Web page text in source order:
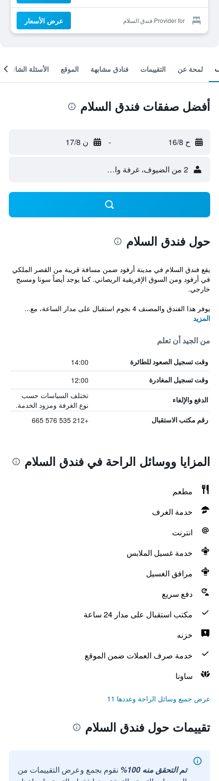
Provider for فندق السلام عرض الأسعار
لمحة عن التقييمات فنادق مشابهة الموقع الأسئلة الشائعة
أفضل صفقات فندق السلام
ح 16/8 - ن 17/8
2 من الضيوف، غرفة واحدة
حول فندق السلام
يقع فندق السلام في مدينة أرفود ضمن مسافة قريبة من القصر الملكي
في أرفود ومن السوق الإفريقية الريصاني. كما يوجد أيضاً سونا ومسبح
خارجي.
يوفر هذا الفندق والمصنف 4 نجوم استقبال على مدار الساعة، مع...
المزيد
من الجيد أن تعلم
وقت تسجيل الصعود للطائرة 14:00
وقت تسجيل المغادرة 12:00
الدفع والإلغاء
تختلف السياسات حسب
نوع الغرفة ومزود الخدمة.
رقم مكتب الاستقبال +212 535 576 665
المزايا ووسائل الراحة في فندق السلام
مطعم
خدمة الغرف
انترنت
خدمة غسيل الملابس
مرافق الغسيل
دفع سريع
مكتب استقبال على مدار 24 ساعة
خزنه
خدمة صرف العملات ضمن الموقع
ساونا
عرض جميع وسائل الراحة وعددها 11
تقييمات حول فندق السلام
تم التحقق منه 100%
نقوم بجمع وعرض التقييمات من